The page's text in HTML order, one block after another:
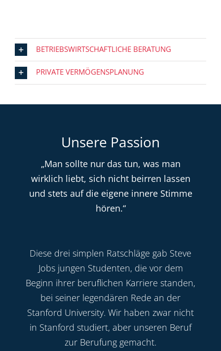
BETRIEBSWIRTSCHAFTLICHE BERATUNG
PRIVATE VERMÖGENSPLANUNG
Unsere Passion
„Man sollte nur das tun, was man
wirklich liebt, sich nicht beirren lassen
und stets auf die eigene innere Stimme
hören.“
Diese drei simplen Ratschläge gab Steve
Jobs jungen Studenten, die vor dem
Beginn ihrer beruflichen Karriere standen,
bei seiner legendären Rede an der
Stanford University. Wir haben zwar nicht
in Stanford studiert, aber unseren Beruf
zur Berufung gemacht.